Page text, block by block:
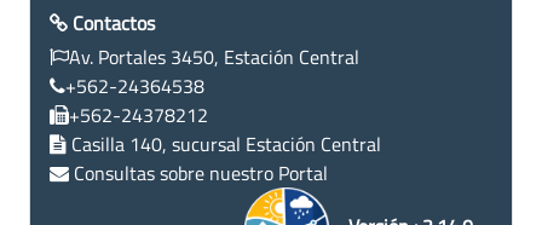
Contactos
Av. Portales 3450, Estación Central
+562-24364538
+562-24378212
Casilla 140, sucursal Estación Central
Consultas sobre nuestro Portal